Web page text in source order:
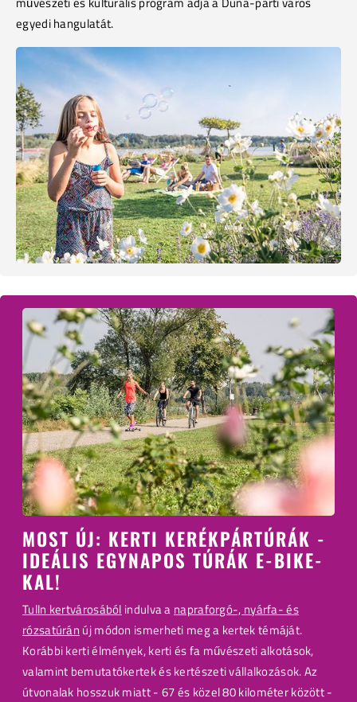
egyedi hangulatát.
MOST ÚJ: KERTI KERÉKPÁRTÚRÁK -
IDEÁLIS EGYNAPOS TÚRÁK E-BIKE-
KAL!
Tulln kertvárosából indulva a napraforgó-, nyárfa- és
rózsatúrán új módon ismerheti meg a kertek témáját.
Korábbi kerti élmények, kerti és fa művészeti alkotások,
valamint bemutatókertek és kertészeti vállalkozások. Az
útvonalak hosszuk miatt - 67 és közel 80 kilométer között -